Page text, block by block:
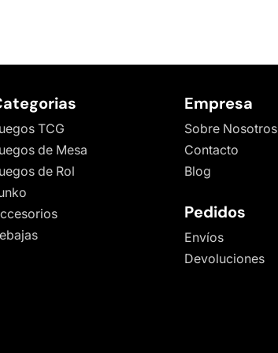
TCG
de Mesa
de Rol
Empresa
Sobre Nosotros
Contacto
Blog
Pedidos
Envíos
Devoluciones